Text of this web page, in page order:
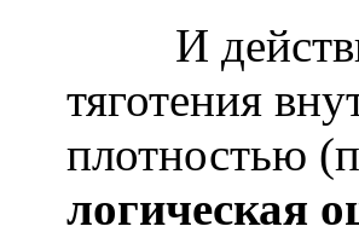
И
тяготения
плотностью
логическая